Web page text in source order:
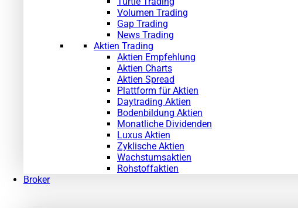
Volumen Trading
Gap Trading
News Trading
Aktien Trading
Aktien Empfehlung
Aktien Charts
Aktien Spread
Plattform für Aktien
Daytrading Aktien
Bodenbildung Aktien
Monatliche Dividenden
Luxus Aktien
Zyklische Aktien
Wachstumsaktien
Rohstoffaktien
Broker